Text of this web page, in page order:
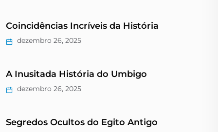
Coincidências Incríveis da História
dezembro 26, 2025
A Inusitada História do Umbigo
dezembro 26, 2025
Segredos Ocultos do Egito Antigo